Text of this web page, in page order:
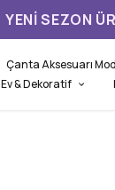
YENI SEZON
Çanta Aksesuarı
Ev & Dekoratif